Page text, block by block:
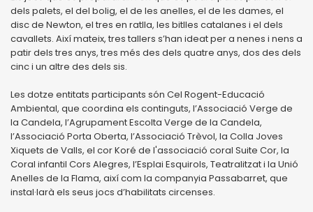
dels palets, el del bolig, el de les anelles, el de les dames, el
disc de Newton, el tres en ratlla, les bitlles catalanes i el dels
cavallets. Així mateix, tres tallers s’han ideat per a nenes i nens a
patir dels tres anys, tres més des dels quatre anys, dos des dels
cinc i un altre des dels sis.
Les dotze entitats participants són Cel Rogent-Educació
Ambiental, que coordina els continguts, l’Associació Verge de
la Candela, l’Agrupament Escolta Verge de la Candela,
l’Associació Porta Oberta, l’Associació Trèvol, la Colla Joves
Xiquets de Valls, el cor Koré de l'associació coral Suite Cor, la
Coral infantil Cors Alegres, l’Esplai Esquirols, Teatralitzat i la Unió
Anelles de la Flama, així com la companyia Passabarret, que
instal·larà els seus jocs d’habilitats circenses.